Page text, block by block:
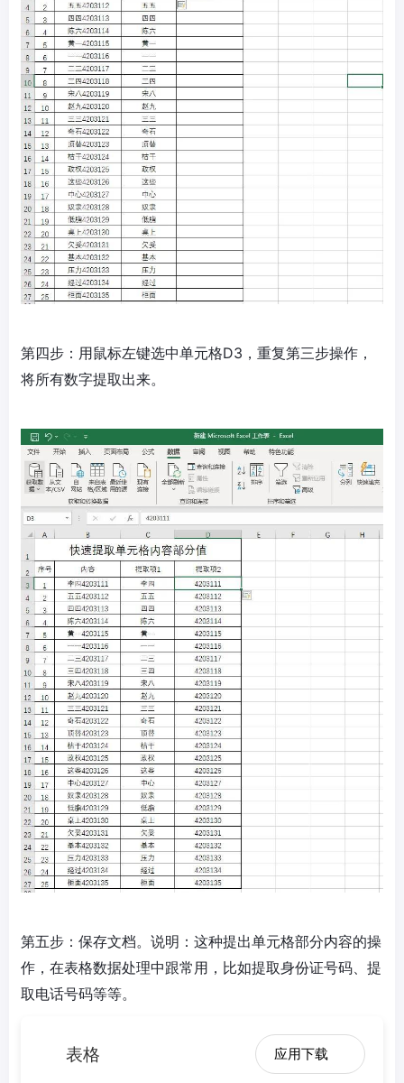
第四步：用鼠标左键选中单元格D3，重复第三步操作，
将所有数字提取出来。
第五步：保存文档。说明：这种提出单元格部分内容的操
作，在表格数据处理中跟常用，比如提取身份证号码、提
取电话号码等等。
表格 应用下载